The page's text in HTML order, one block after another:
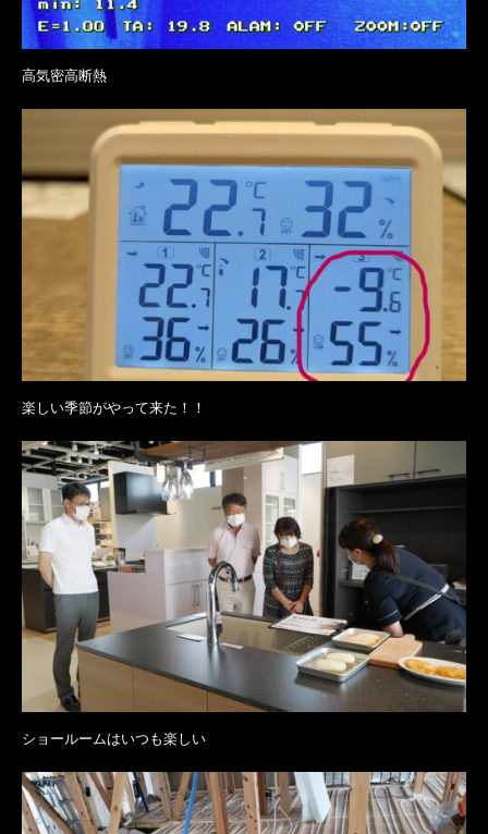
高気密高断熱
楽しい季節がやって来た！！
ショールームはいつも楽しい